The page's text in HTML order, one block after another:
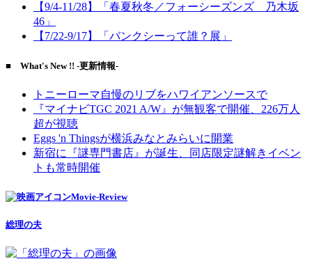
【9/4-11/28】「春夏秋冬／フォーシーズンズ 乃木坂
46」
【7/22-9/17】「バンクシーって誰？展」
■ What's New !! -更新情報-
トニーローマ自慢のリブをハワイアンソースで
『マイナビTGC 2021 A/W』が無観客で開催、226万人
超が視聴
Eggs 'n Thingsが横浜みなとみらいに開業
新宿に『謎専門書店』が誕生、同店限定謎解きイベン
トも常時開催
Movie-Review
総理の夫